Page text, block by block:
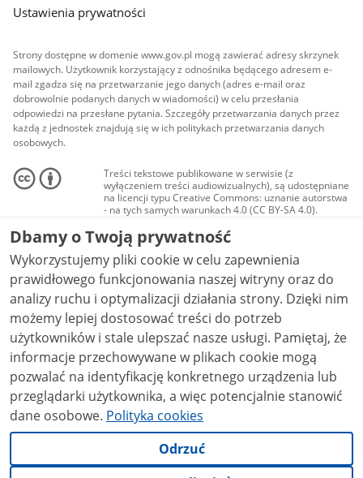
Ustawienia prywatności
Strony dostępne w domenie www.gov.pl mogą zawierać adresy skrzynek
mailowych. Użytkownik korzystający z odnośnika będącego adresem e-
mail zgadza się na przetwarzanie jego danych (adres e-mail oraz
dobrowolnie podanych danych w wiadomości) w celu przesłania
odpowiedzi na przesłane pytania. Szczegóły przetwarzania danych przez
każdą z jednostek znajdują się w ich politykach przetwarzania danych
osobowych.
Treści tekstowe publikowane w serwisie (z
wyłączeniem treści audiowizualnych), są udostępniane
na licencji typu Creative Commons: uznanie autorstwa
- na tych samych warunkach 4.0 (CC BY-SA 4.0).
Materiały audiowizualne, w tym zdjęcia, materiały
audio i wideo, są udostępniane na licencji typu
Creative Commons: uznanie autorstwa użycie
niekomercyjne - bez utworów zależnych 4.0 (CC BY-
NC-ND 4.0), o ile nie jest to stwierdzone inaczej.
Dbamy o Twoją prywatność
Wykorzystujemy pliki cookie w celu zapewnienia
prawidłowego funkcjonowania naszej witryny oraz do
analizy ruchu i optymalizacji działania strony. Dzięki nim
możemy lepiej dostosować treści do potrzeb
użytkowników i stale ulepszać nasze usługi. Pamiętaj, że
informacje przechowywane w plikach cookie mogą
pozwalać na identyfikację konkretnego urządzenia lub
przeglądarki użytkownika, a więc potencjalnie stanowić
dane osobowe. Polityka cookies
Odrzuć